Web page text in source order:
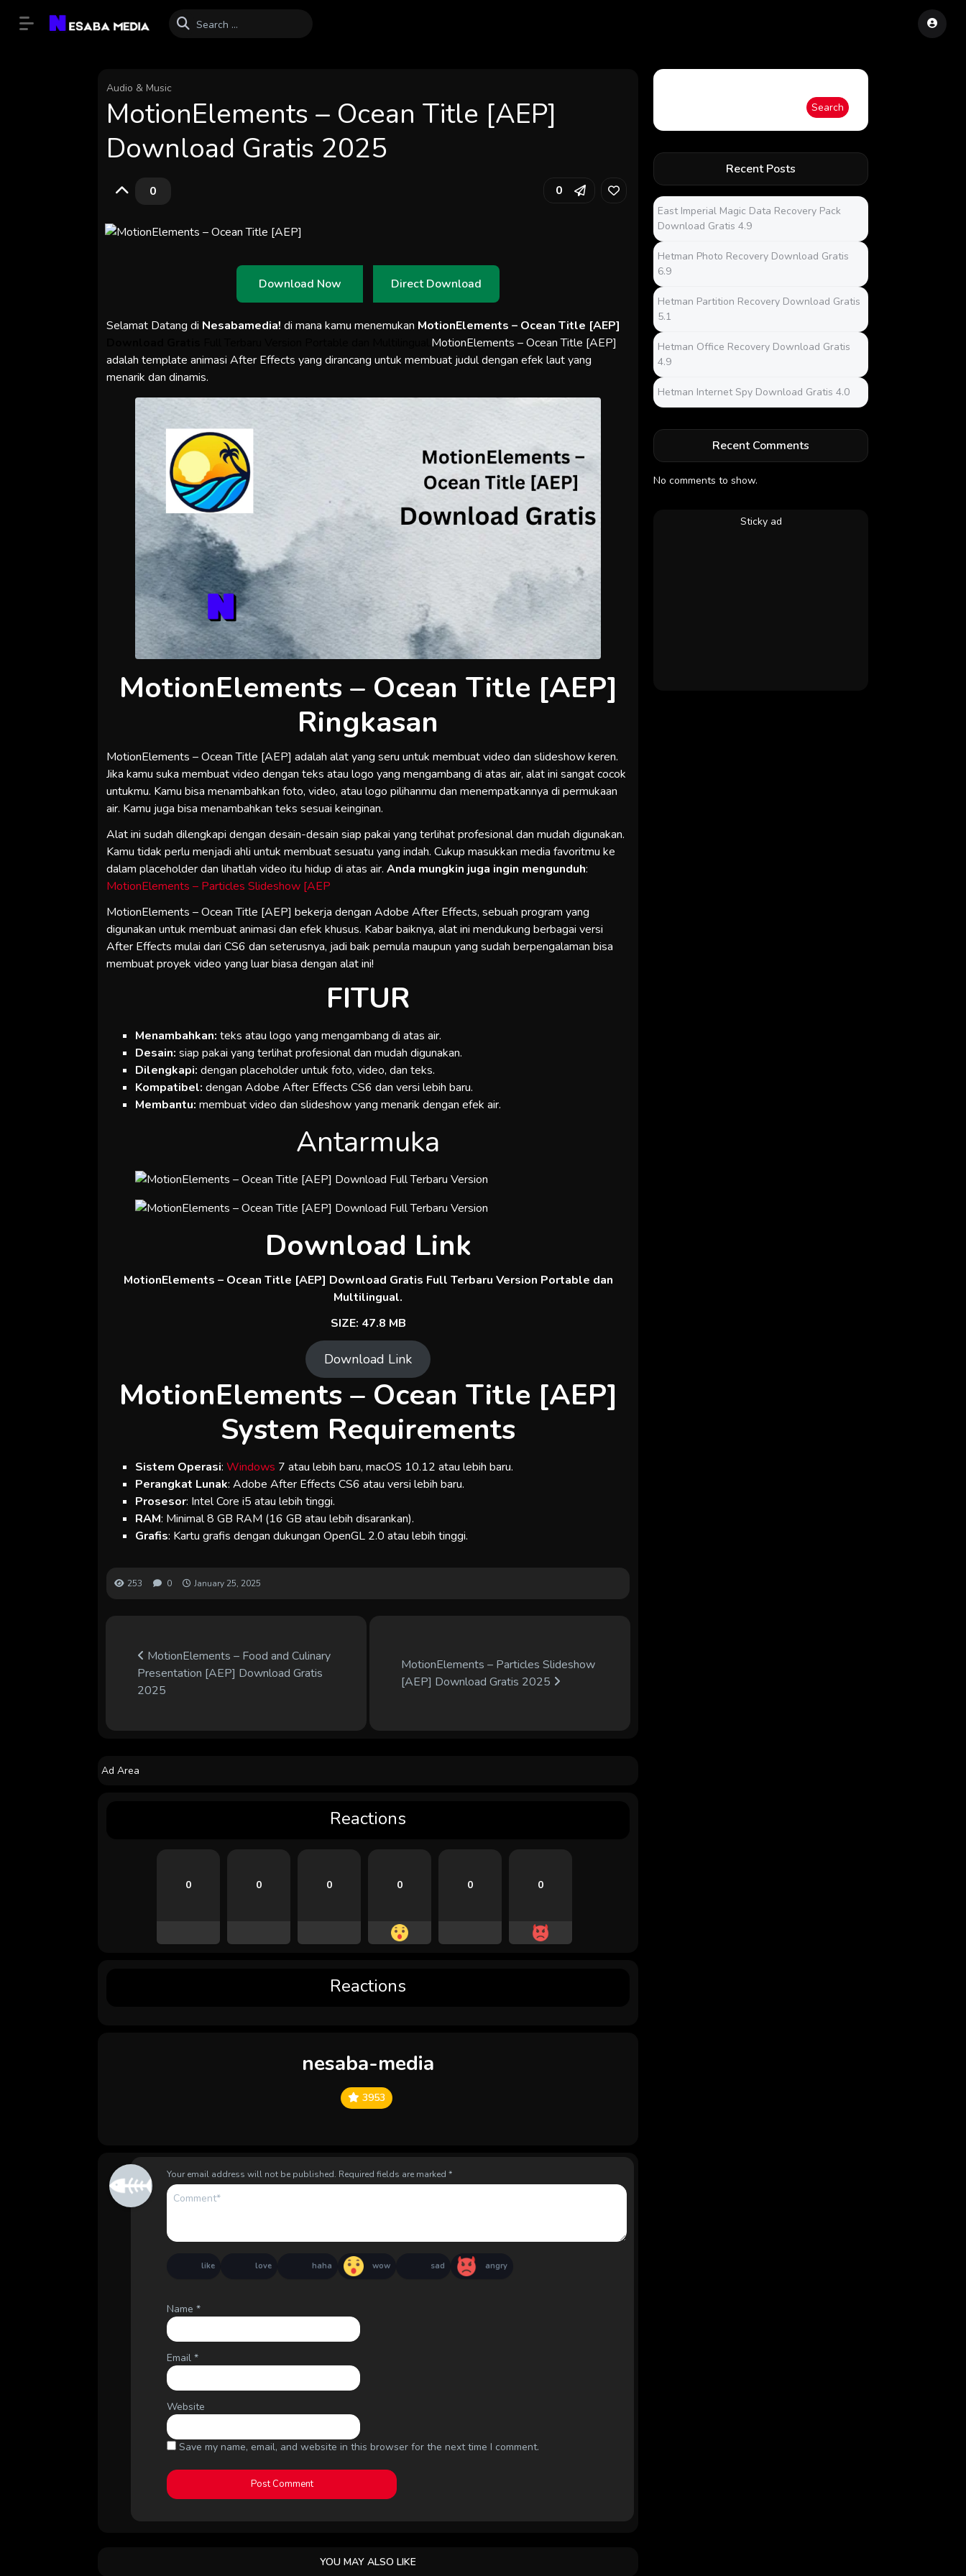
Audio & Music
MotionElements – Ocean Title [AEP]
Download Gratis 2025
0 0
Download Now Direct Download
Selamat Datang di Nesabamedia!di mana kamu menemukan MotionElements – Ocean Title [AEP]
MotionElements – Ocean Title [AEP]
adalah template animasi After Effects yang dirancang untuk membuat judul dengan efek laut yang
menarik dan dinamis.
MotionElements – Ocean Title [AEP]
Ringkasan
MotionElements – Ocean Title [AEP] adalah alat yang seru untuk membuat video dan slideshow keren.
Jika kamu suka membuat video dengan teks atau logo yang mengambang di atas air, alat ini sangat cocok
untukmu. Kamu bisa menambahkan foto, video, atau logo pilihanmu dan menempatkannya di permukaan
air. Kamu juga bisa menambahkan teks sesuai keinginan.
Alat ini sudah dilengkapi dengan desain-desain siap pakai yang terlihat profesional dan mudah digunakan.
Kamu tidak perlu menjadi ahli untuk membuat sesuatu yang indah. Cukup masukkan media favoritmu ke
dalam placeholder dan lihatlah video itu hidup di atas air.Anda mungkin juga ingin mengunduh:
MotionElements – Particles Slideshow [AEP
MotionElements – Ocean Title [AEP] bekerja dengan Adobe After Effects, sebuah program yang
digunakan untuk membuat animasi dan efek khusus. Kabar baiknya, alat ini mendukung berbagai versi
After Effects mulai dari CS6 dan seterusnya, jadi baik pemula maupun yang sudah berpengalaman bisa
membuat proyek video yang luar biasa dengan alat ini!
FITUR
Menambahkan:teks atau logo yang mengambang di atas air.
Desain:siap pakai yang terlihat profesional dan mudah digunakan.
Dilengkapi:dengan placeholder untuk foto, video, dan teks.
Kompatibel:dengan Adobe After Effects CS6 dan versi lebih baru.
Membantu: membuat video dan slideshow yang menarik dengan efek air.
Antarmuka
Download Link
MotionElements – Ocean Title [AEP] Download Gratis Full Terbaru Version Portable dan
Multilingual.
SIZE: 47.8 MB
Download Link
MotionElements – Ocean Title [AEP]
System Requirements
Sistem Operasi:Windows 7 atau lebih baru, macOS 10.12 atau lebih baru.
Perangkat Lunak: Adobe After Effects CS6 atau versi lebih baru.
Prosesor: Intel Core i5 atau lebih tinggi.
RAM: Minimal 8 GB RAM (16 GB atau lebih disarankan).
Grafis: Kartu grafis dengan dukungan OpenGL 2.0 atau lebih tinggi.
253 0 January 25, 2025
MotionElements – Food and Culinary
Presentation [AEP] Download Gratis
2025
MotionElements – Particles Slideshow
[AEP] Download Gratis 2025
Ad Area
Reactions
0 0 0 0 0 0
Reactions
nesaba-media
3953
Your email address will not be published. Required fields are marked*
like love haha wow sad angry
Name*
Email*
Website
Save my name, email, and website in this browser for the next time I comment.
YOU MAY ALSO LIKE
Search
Recent Posts
East Imperial Magic Data Recovery Pack
Download Gratis 4.9
Hetman Photo Recovery Download Gratis
6.9
Hetman Partition Recovery Download Gratis
5.1
Hetman Office Recovery Download Gratis
4.9
Hetman Internet Spy Download Gratis 4.0
Recent Comments
No comments to show.
Sticky ad